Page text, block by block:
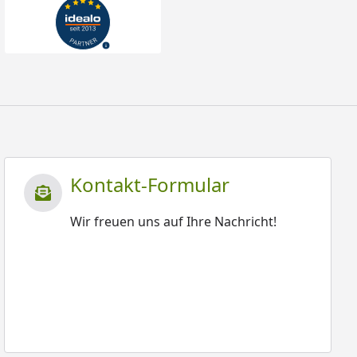
Kontakt-Formular
Wir freuen uns auf Ihre Nachricht!